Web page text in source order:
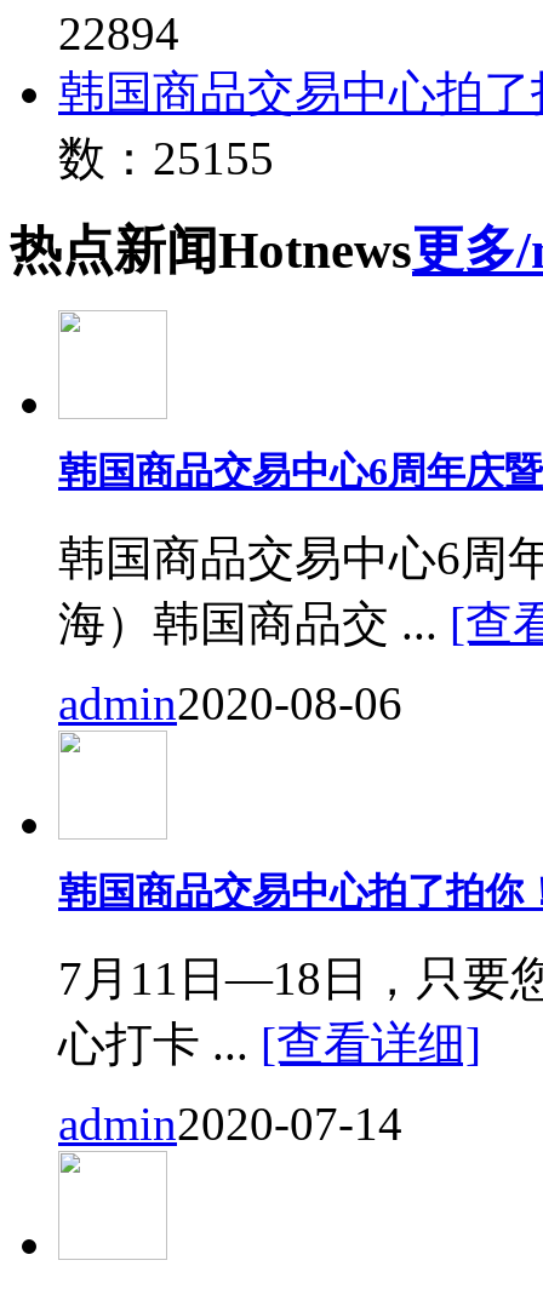
22894
韩国商品交易中心拍
数：25155
热点新闻Hotnews更多
韩国商品交易中心6周年庆
韩国商品交易中心6周
海）韩国商品交 ... [查
admin2020-08-06
韩国商品交易中心拍了拍你
7月11日—18日，只要
心打卡 ... [查看详细]
admin2020-07-14